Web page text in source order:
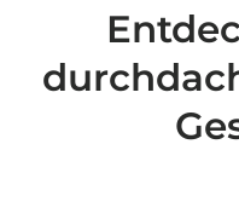
E-Bikes